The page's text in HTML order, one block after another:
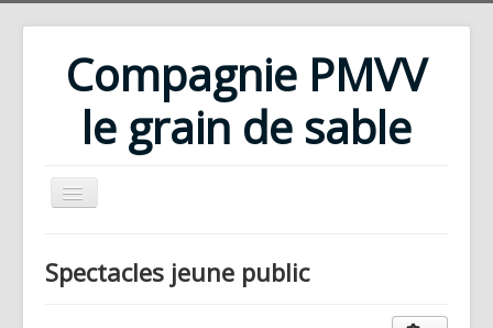
Compagnie PMVV
le grain de sable
Compagnie
Spectacles jeune public